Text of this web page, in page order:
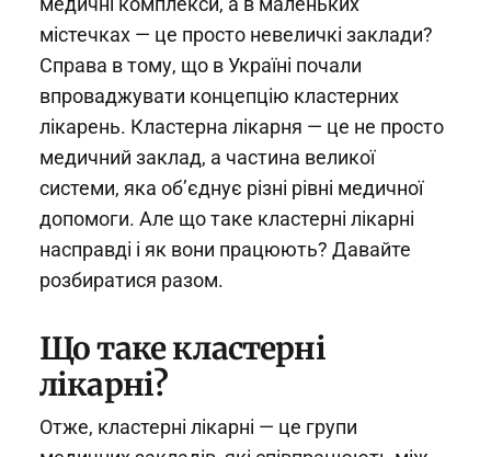
містечках — це просто невеличкі заклади?
Справа в тому, що в Україні почали
впроваджувати концепцію кластерних
лікарень. Кластерна лікарня — це не просто
медичний заклад, а частина великої
системи, яка об’єднує різні рівні медичної
допомоги. Але що таке кластерні лікарні
насправді і як вони працюють? Давайте
розбиратися разом.
Що таке кластерні
лікарні?
Отже, кластерні лікарні — це групи